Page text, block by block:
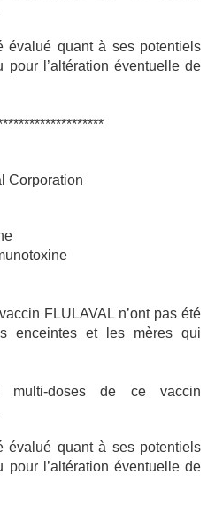
évalué quant à ses potentiels
pour l’altération éventuelle de
Corporation
FLULAVAL n’ont pas été
enceintes et les mères qui
multi-doses de ce vaccin
évalué quant à ses potentiels
pour l’altération éventuelle de